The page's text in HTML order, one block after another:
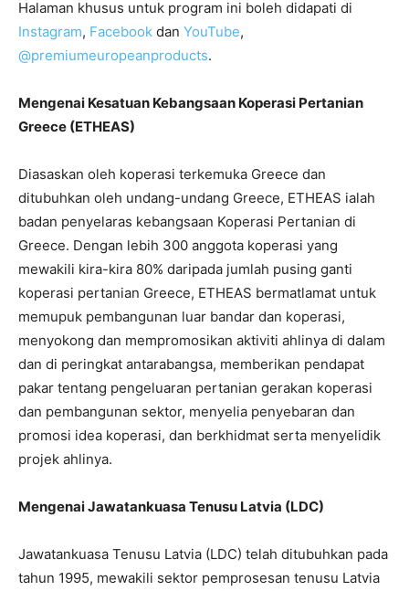
Halaman khusus untuk program ini boleh didapati di
Instagram, Facebook dan YouTube,
@premiumeuropeanproducts.
Mengenai Kesatuan Kebangsaan Koperasi Pertanian
Greece (ETHEAS)
Diasaskan oleh koperasi terkemuka Greece dan
ditubuhkan oleh undang-undang Greece, ETHEAS ialah
badan penyelaras kebangsaan Koperasi Pertanian di
Greece. Dengan lebih 300 anggota koperasi yang
mewakili kira-kira 80% daripada jumlah pusing ganti
koperasi pertanian Greece, ETHEAS bermatlamat untuk
memupuk pembangunan luar bandar dan koperasi,
menyokong dan mempromosikan aktiviti ahlinya di dalam
dan di peringkat antarabangsa, memberikan pendapat
pakar tentang pengeluaran pertanian gerakan koperasi
dan pembangunan sektor, menyelia penyebaran dan
promosi idea koperasi, dan berkhidmat serta menyelidik
projek ahlinya.
Mengenai Jawatankuasa Tenusu Latvia (LDC)
Jawatankuasa Tenusu Latvia (LDC) telah ditubuhkan pada
tahun 1995, mewakili sektor pemprosesan tenusu Latvia